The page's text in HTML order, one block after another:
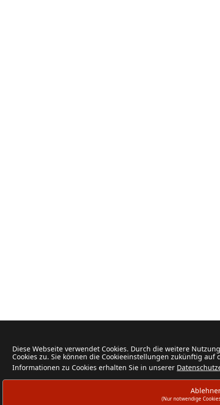
Diese Webseite verwendet Cookies. Durch die weitere
Cookies zu. Sie können die Cookieeinstellungen zukünftig
Informationen zu Cookies erhalten Sie in unserer
(Nur notwendige